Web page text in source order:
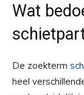
Wat
De zoekterm
heel